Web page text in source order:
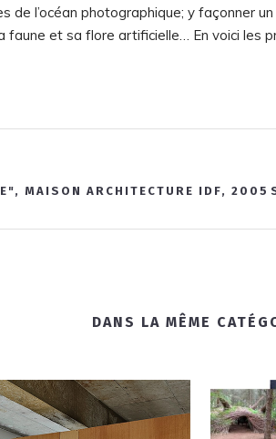
de l’océan photographique; y façonner
et sa flore artificielle… En voici les
MAISON ARCHITECTURE IDF, 2005
DANS LA MÊME